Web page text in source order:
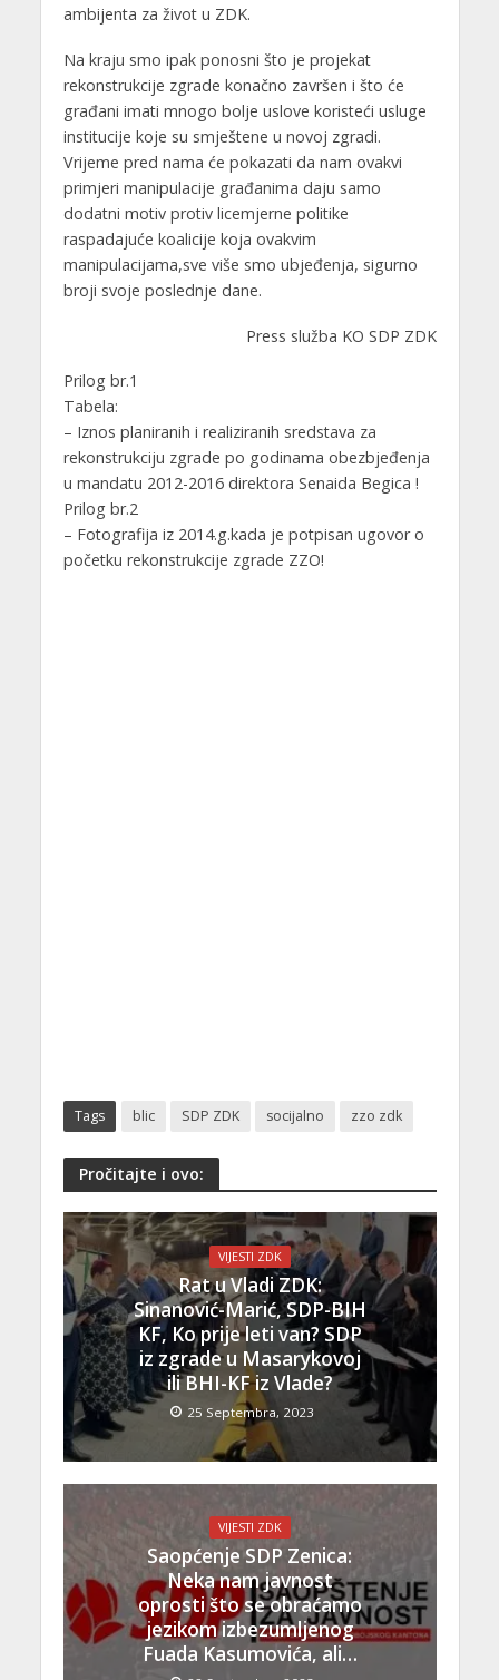
ambijenta za život u ZDK.
Na kraju smo ipak ponosni što je projekat
rekonstrukcije zgrade konačno završen i što će
građani imati mnogo bolje uslove koristeći usluge
institucije koje su smještene u novoj zgradi.
Vrijeme pred nama će pokazati da nam ovakvi
primjeri manipulacije građanima daju samo
dodatni motiv protiv licemjerne politike
raspadajuće koalicije koja ovakvim
manipulacijama,sve više smo ubjeđenja, sigurno
broji svoje poslednje dane.
Press služba KO SDP ZDK
Prilog br.1
Tabela:
– Iznos planiranih i realiziranih sredstava za
rekonstrukciju zgrade po godinama obezbjeđenja
u mandatu 2012-2016 direktora Senaida Begica !
Prilog br.2
– Fotografija iz 2014.g.kada je potpisan ugovor o
početku rekonstrukcije zgrade ZZO!
Tags blic SDP ZDK socijalno zzo zdk
Pročitajte i ovo:
VIJESTI ZDK
Rat u Vladi ZDK:
Sinanović-Marić, SDP-BIH
KF, Ko prije leti van? SDP
iz zgrade u Masarykovoj
ili BHI-KF iz Vlade?
25 Septembra, 2023
VIJESTI ZDK
Saopćenje SDP Zenica:
Neka nam javnost
oprosti što se obraćamo
jezikom izbezumljenog
Fuada Kasumovića, ali…